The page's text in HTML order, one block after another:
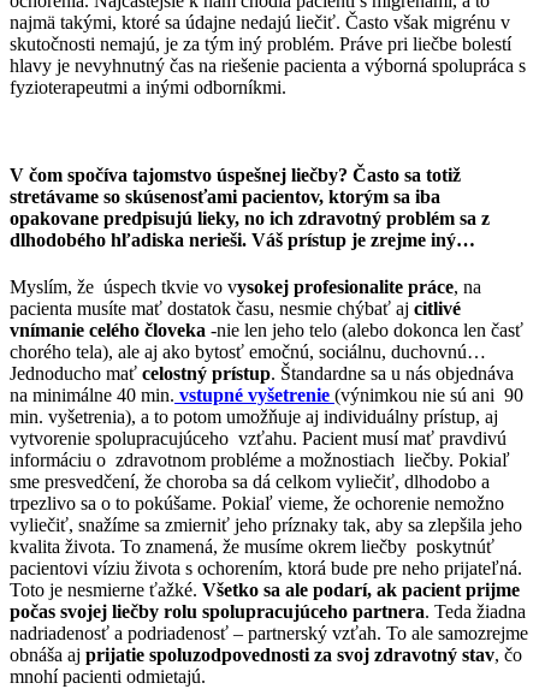
najmä takými, ktoré sa údajne nedajú liečiť. Často však migrénu v
skutočnosti nemajú, je za tým iný problém. Práve pri liečbe bolestí
hlavy je nevyhnutný čas na riešenie pacienta a výborná spolupráca s
fyzioterapeutmi a inými odborníkmi.
V čom spočíva tajomstvo úspešnej liečby? Často sa totiž
stretávame so skúsenosťami pacientov, ktorým sa iba
opakovane predpisujú lieky, no ich zdravotný problém sa z
dlhodobého hľadiska nerieši. Váš prístup je zrejme iný…
Myslím, že úspech tkvie vo vysokej profesionalite práce, na
pacienta musíte mať dostatok času, nesmie chýbať aj citlivé
vnímanie celého človeka -nie len jeho telo (alebo dokonca len časť
chorého tela), ale aj ako bytosť emočnú, sociálnu, duchovnú…
Jednoducho mať celostný prístup. Štandardne sa u nás objednáva
na minimálne 40 min. vstupné vyšetrenie (výnimkou nie sú ani 90
min. vyšetrenia), a to potom umožňuje aj individuálny prístup, aj
vytvorenie spolupracujúceho vzťahu. Pacient musí mať pravdivú
informáciu o zdravotnom probléme a možnostiach liečby. Pokiaľ
sme presvedčení, že choroba sa dá celkom vyliečiť, dlhodobo a
trpezlivo sa o to pokúšame. Pokiaľ vieme, že ochorenie nemožno
vyliečiť, snažíme sa zmierniť jeho príznaky tak, aby sa zlepšila jeho
kvalita života. To znamená, že musíme okrem liečby poskytnúť
pacientovi víziu života s ochorením, ktorá bude pre neho prijateľná.
Toto je nesmierne ťažké. Všetko sa ale podarí, ak pacient prijme
počas svojej liečby rolu spolupracujúceho partnera. Teda žiadna
nadriadenosť a podriadenosť – partnerský vzťah. To ale samozrejme
obnáša aj prijatie spoluzodpovednosti za svoj zdravotný stav, čo
mnohí pacienti odmietajú.